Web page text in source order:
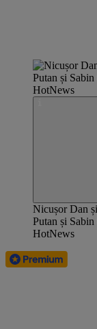
Nicușor Dan
Putan și
HotNews